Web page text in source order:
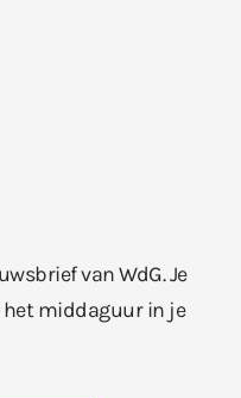
van WdG. Je
middaguur in je